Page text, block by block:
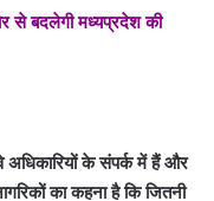
से बदलेगी मध्यप्रदेश की
अधिकारियों के संपर्क में हैं और
का कहना है कि जितनी